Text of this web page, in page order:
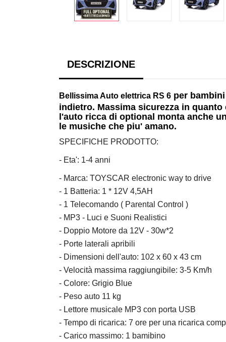
DESCRIZIONE
BellissimaAuto elettrica RS 6 per bambini
indietro. Massima sicurezza in
l'auto ricca di optional monta anche
le musiche che piu' amano.
SPECIFICHE PRODOTTO:
- Eta': 1-4 anni
- Marca: TOYSCAR electronic way to drive
- 1 Batteria: 1 * 12V 4,5AH
- 1 Telecomando ( Parental Control )
- MP3 - Luci e Suoni Realistici
- Doppio Motore da 12V - 30w*2
- Porte laterali apribili
- Dimensioni dell'auto: 102 x 60 x 43 cm
- Velocità massima raggiungibile: 3-5 Km/h
- Colore: Grigio Blue
- Peso auto 11 kg
- Lettore musicale MP3 con porta USB
- Tempo di ricarica: 7 ore per una ricarica
- Carico massimo: 1 bamibino